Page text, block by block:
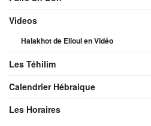
Videos
Halakhot de Elloul en Vidéo
Les Téhilim
Calendrier Hébraique
Les Horaires